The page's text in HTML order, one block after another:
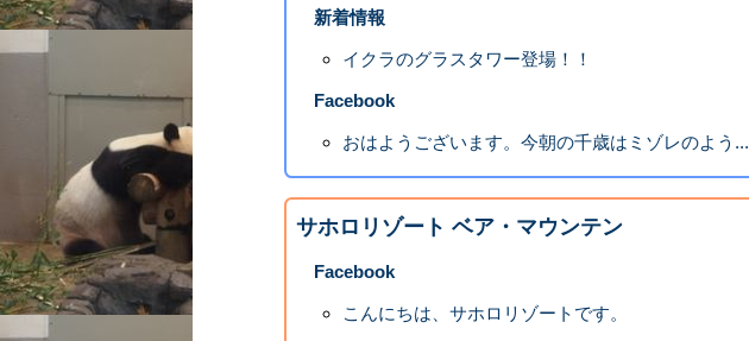
新着情報
イクラのグラスタワー登場！！
Facebook
おはようございます。今朝の千歳はミゾレのよう...
サホロリゾート ベア・マウンテン
Facebook
こんにちは、サホロリゾートです。